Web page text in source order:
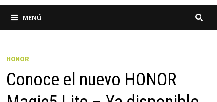
MENÚ
HONOR
Conoce el nuevo HONOR